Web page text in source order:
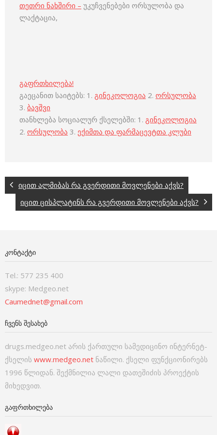
თეთრი ნახშირი – უკუჩვენებები ორსულობა და
ლაქტაცია,
გაფრთხილება!
გაეცანით საიტებს: 1. გინეკოლოგია 2. ორსულობა
3. ბავშვი
თანხლება სოციალურ ქსელებში: 1. გინეკოლოგია
2. ორსულობა 3. ექიმთა და ფარმაცევტთა კლუბი
იცით ალმიბას რა გვერდითი მოვლენები აქვს?
იცით ცისპლატინს რა გვერდითი მოვლენები აქვს?
ᲙᲝᲜᲢᲐᲥᲢᲘ
Tel.: 577 235 400
skype: Medgeo.net
Caumednet@gmail.com
ᲩᲕᲔᲜᲡ ᲨᲔᲡᲐᲮᲔᲑ
drugs.medgeo.net არის ქართული სამედიცინო ინტერნეტ-
ქსელის www.medgeo.net ნაწილი. ქსელი ფუნქციონირებს
1996 წლიდან. შექმნილია ლალი დათეშიძის პროექტის
მიხედვით.
ᲒᲐᲤᲠᲗᲮᲘᲚᲔᲑᲐ